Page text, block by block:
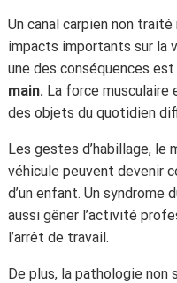
Un canal carpien non traité
impacts importants sur la
une des conséquences est
main. La force musculaire
des objets du quotidien
Les gestes d’habillage, le
véhicule peuvent devenir
d’un enfant. Un syndrome
aussi gêner l’activité
l’arrêt de travail.
De plus, la pathologie non